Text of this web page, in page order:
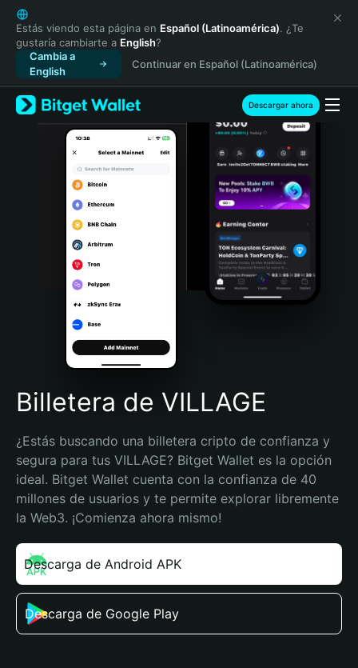
English
日本語
Tiếng Việt
Русский
Español (Latinoamérica)
Türkçe
Italiano
Português (Portugal)
Bahasa Indonesia
Português (Brasil)
Español (Argentina)
Estás viendo esta página en Español (Latinoamérica). ¿Te
gustaría cambiarte a English?
Cambia a
English
Continuar en Español (Latinoamérica)
Descargar ahora
Billetera de VILLAGE
¿Estás buscando una billetera cripto de confianza y
segura para tus VILLAGE? Bitget Wallet es la opción
ideal. Bitget Wallet cuenta con la confianza de 40
millones de usuarios y te permite explorar libremente
la Web3. ¡Comienza ahora mismo!
Descarga de Android APK
Descarga de Google Play